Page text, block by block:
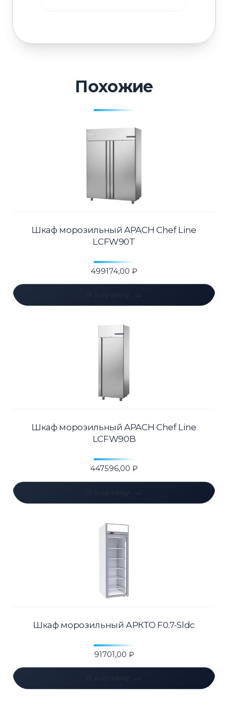
Похожие
Шкаф морозильный APACH Chef Line
LCFW90T
499174,00 ₽
Шкаф морозильный APACH Chef Line
LCFW90B
447596,00 ₽
Шкаф морозильный АРКТО F0.7-Sldc
91701,00 ₽